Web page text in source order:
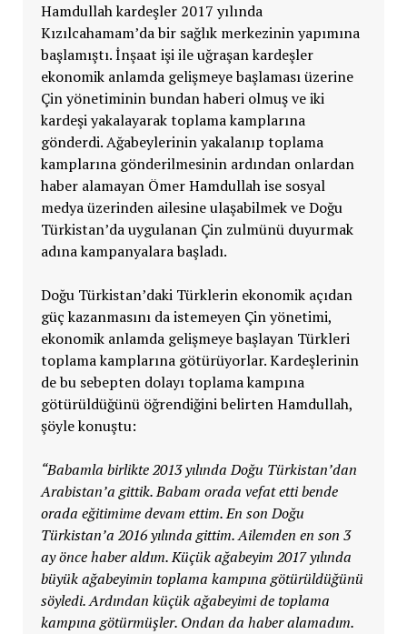
Hamdullah kardeşler 2017 yılında
Kızılcahamam’da bir sağlık merkezinin yapımına
başlamıştı. İnşaat işi ile uğraşan kardeşler
ekonomik anlamda gelişmeye başlaması üzerine
Çin yönetiminin bundan haberi olmuş ve iki
kardeşi yakalayarak toplama kamplarına
gönderdi. Ağabeylerinin yakalanıp toplama
kamplarına gönderilmesinin ardından onlardan
haber alamayan Ömer Hamdullah ise sosyal
medya üzerinden ailesine ulaşabilmek ve Doğu
Türkistan’da uygulanan Çin zulmünü duyurmak
adına kampanyalara başladı.
Doğu Türkistan’daki Türklerin ekonomik açıdan
güç kazanmasını da istemeyen Çin yönetimi,
ekonomik anlamda gelişmeye başlayan Türkleri
toplama kamplarına götürüyorlar. Kardeşlerinin
de bu sebepten dolayı toplama kampına
götürüldüğünü öğrendiğini belirten Hamdullah,
şöyle konuştu:
“Babamla birlikte 2013 yılında Doğu Türkistan’dan
Arabistan’a gittik. Babam orada vefat etti bende
orada eğitimime devam ettim. En son Doğu
Türkistan’a 2016 yılında gittim. Ailemden en son 3
ay önce haber aldım. Küçük ağabeyim 2017 yılında
büyük ağabeyimin toplama kampına götürüldüğünü
söyledi. Ardından küçük ağabeyimi de toplama
kampına götürmüşler. Ondan da haber alamadım.